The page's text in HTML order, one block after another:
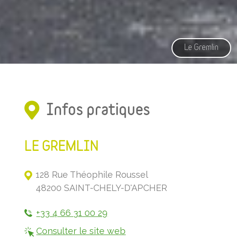
Le Gremlin
Infos pratiques
LE GREMLIN
128 Rue Théophile Roussel
48200 SAINT-CHELY-D'APCHER
+33 4 66 31 00 29
Consulter le site web